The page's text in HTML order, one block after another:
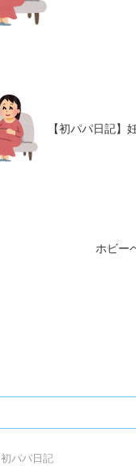
【初パパ日記
ホビー
初パパ日記